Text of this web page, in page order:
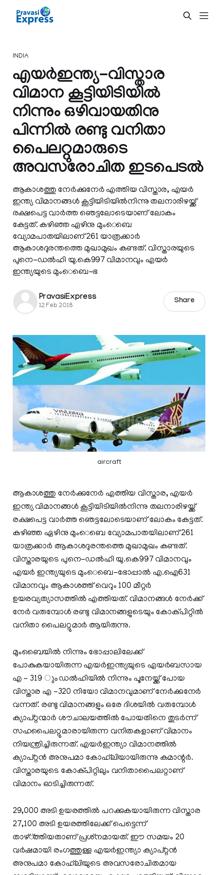
INDIA
എയര്‍ഇന്ത്യ-വിസ്താര
വിമാന കൂട്ടിയിടിയില്‍
നിന്നും ഒഴിവായതിനു
പിന്നില്‍ രണ്ടു വനിതാ
പൈലറ്റുമാരുടെ
അവസരോചിത ഇടപെടല്‍
ആകാശത്തു നേര്‍ക്കുനേര്‍ എത്തിയ വിസ്താര, എയര്‍
ഇന്ത്യ വിമാനങ്ങള്‍ കൂട്ടിയിടിയില്‍നിന്നു തലനാരിഴയ്ക്ക്
രക്ഷപെട്ട വാര്‍ത്ത ഞെട്ടലോടെയാണ് ലോകം
കേട്ടത്. കഴിഞ്ഞ ഏഴിനു മുംെബെ
വ്യോമപാതയിലാണ് 261 യാത്രക്കാര്‍
ആകാശദുരന്തത്തെ മുഖാമുഖം കണ്ടത്. വിസ്താരയുടെ
പുനെ-ഡല്‍ഹി യു.കെ997 വിമാനവും എയര്‍
ഇന്ത്യയുടെ മുംെബെ-ഭ
PravasiExpress
12 Feb 2018
Share
aircraft
ആകാശത്തു നേര്‍ക്കുനേര്‍ എത്തിയ വിസ്താര, എയര്‍
ഇന്ത്യ വിമാനങ്ങള്‍ കൂട്ടിയിടിയില്‍നിന്നു തലനാരിഴയ്ക്ക്
രക്ഷപെട്ട വാര്‍ത്ത ഞെട്ടലോടെയാണ് ലോകം കേട്ടത്.
കഴിഞ്ഞ ഏഴിനു മുംെബെ വ്യോമപാതയിലാണ് 261
യാത്രക്കാര്‍ ആകാശദുരന്തത്തെ മുഖാമുഖം കണ്ടത്.
വിസ്താരയുടെ പുനെ-ഡല്‍ഹി യു.കെ997 വിമാനവും
എയര്‍ ഇന്ത്യയുടെ മുംെബെ-ഭോപ്പാല്‍ എ.ഐ631
വിമാനവും ആകാശത്ത് വെറും 100 മീറ്റര്‍
ഉയരവ്യത്യാസത്തില്‍ എത്തിയത്. വിമാനങ്ങള്‍ നേര്‍ക്ക്
നേര്‍ വരുമ്പോള്‍ രണ്ടു വിമാനങ്ങളുടെയും കോക്പിറ്റില്‍
വനിതാ പൈലറ്റുമാര്‍ ആയിരുന്നു.
മുംബൈയില്‍ നിന്നും ഭോപ്പാലിലേക്ക്
പോകുകയായിരുന്ന എയര്‍ഇന്ത്യയുടെ എയര്‍ബസായ
എ - 319 ും ഡല്‍ഹിയില്‍ നിന്നും പൂനേയ്ക്ക് പോയ
വിസ്താര എ -320 നിയോ വിമാനവുമാണ് നേര്‍ക്കുനേര്‍
വന്നത്. രണ്ടു വിമാനങ്ങളും ഒരേ ദിശയില്‍ വരുമ്പോള്‍
ക്യാപ്റ്റന്മാര്‍ ശൗചാലയത്തില്‍ പോയതിനെ തുടര്‍ന്ന്
സഹപൈലറ്റുമാരായിരുന്ന വനിതകളാണ് വിമാനം
നിയന്ത്രിച്ചിരുന്നത്. എയര്‍ഇന്ത്യാ വിമാനത്തില്‍
ക്യാപ്റ്റന്‍ അനുപമാ കോഹ്‌ലിയായിരുന്നു കമാന്റര്‍.
വിസ്താരയുടെ കോക്പിറ്റിലും വനിതാപൈലറ്റാണ്
വിമാനം ഓടിച്ചിരുന്നത്.
29,000 അടി ഉയരത്തില്‍ പറക്കുകയായിരുന്ന വിസ്താര
27,100 അടി ഉയരത്തിലേക്ക് പെട്ടെന്ന്
താഴ്്ത്തിയതാണ് പ്രശ്‌നമായത്. ഈ സമയം 20
വര്‍ഷമായി രംഗത്തുള്ള എയര്‍ഇന്ത്യാ ക്യാപ്റ്റന്‍
അനുപമാ കോഹ്‌ലിയുടെ അവസരോചിതമായ